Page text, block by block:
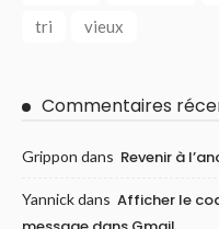
tri
vieux
Commentaires
Grippon dans Revenir à
Yannickdans Afficher le